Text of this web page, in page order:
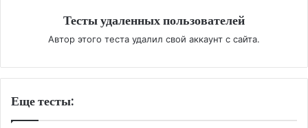
Тесты удаленных пользователей
Автор этого теста удалил свой аккаунт с сайта.
Еще тесты: